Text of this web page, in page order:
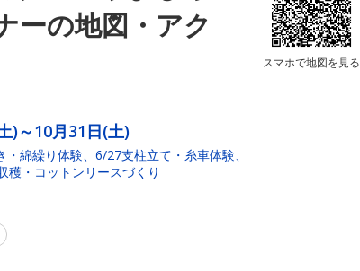
ーの地図・アク
スマホで地図を見る
)～10月31日(土)
綿繰り体験、6/27支柱立て・糸車体験、
・コットンリースづくり